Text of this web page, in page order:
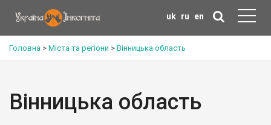
uk ru en
Головна > Міста та регіони > Вінницька область
Вінницька область